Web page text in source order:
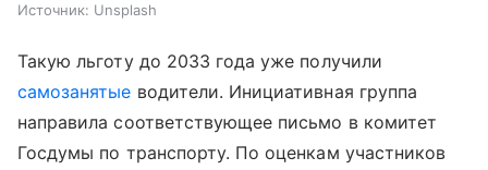
Источник: Unsplash
Такую льготу до 2033 года уже получили
самозанятые водители. Инициативная группа
направила соответствующее письмо в комитет
Госдумы по транспорту. По оценкам участников